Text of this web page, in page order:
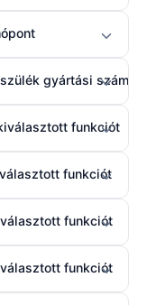
gyártási szám
funkciót
funkciót
funkciót
funkciót